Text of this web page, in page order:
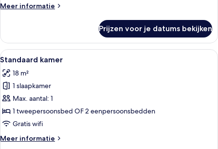
Meer informatie
Meer
(with
extra
bed)
Prijzen voor je datums bekijken
Alle
foto's
voor
Standaard
kamer
laden
Een hotelkamer met een bed, een
9
Standaard kamer
18 m²
1 slaapkamer
Max. aantal: 1
1 tweepersoonsbed OF 2 eenpersoonsbedden
Gratis wifi
Meer informatie
Meer